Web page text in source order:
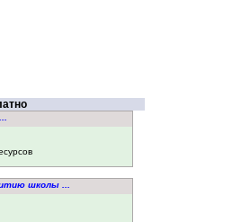
школы ...